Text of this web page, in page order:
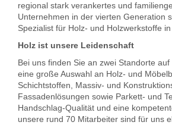
regional stark verankertes und
Unternehmen in der vierten Generation
Spezialist für Holz- und Holzwerkstoffe in
Holz ist unsere Leidenschaft
Bei uns finden Sie an zwei Standorte
eine große Auswahl an Holz- und
Schichtstoffen, Massiv- und
Fassadenlösungen sowie Parkett- und
Handschlag-Qualität und eine
unsere rund 70 Mitarbeiter sind für uns